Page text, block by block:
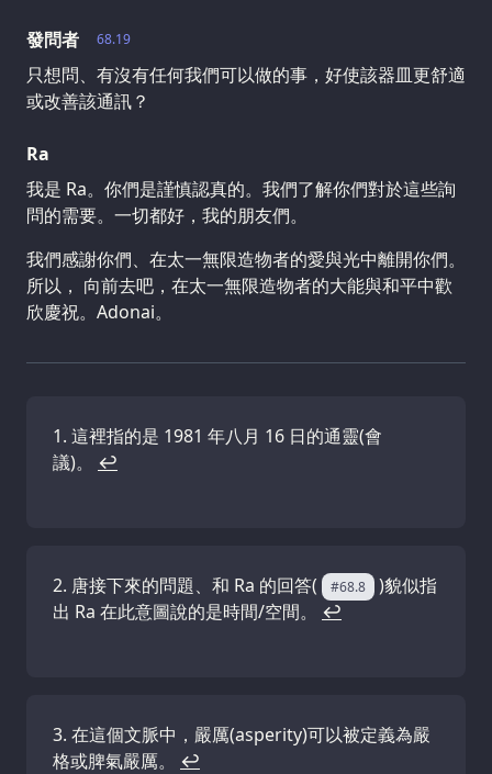
68.19
發問者
只想問、有沒有任何我們可以做的事，好使該器皿更舒適
或改善該通訊？
Ra
我是 Ra。你們是謹慎認真的。我們了解你們對於這些詢
問的需要。一切都好，我的朋友們。
我們感謝你們、在太一無限造物者的愛與光中離開你們。
所以， 向前去吧，在太一無限造物者的大能與和平中歡
欣慶祝。Adonai。
這裡指的是 1981 年八月 16 日的通靈(會
議)。 ↩
唐接下來的問題、和 Ra 的回答( #68.8
)貌似指
出 Ra 在此意圖說的是時間/空間。 ↩
在這個文脈中，嚴厲(asperity)可以被定義為嚴
格或脾氣嚴厲。 ↩